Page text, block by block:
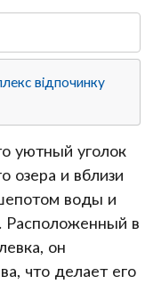
відпочинку
уютный уголок
озера и вблизи
воды и
в
он
что делает его